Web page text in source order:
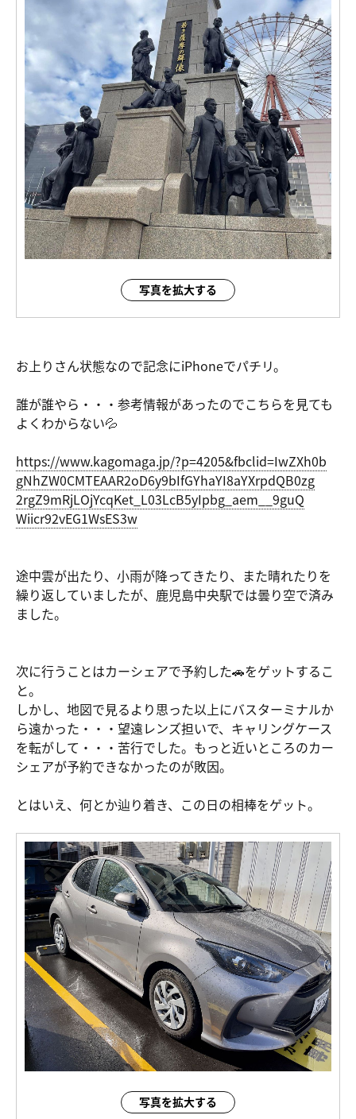
写真を拡大する
お上りさん状態なので記念にiPhoneでパチリ。
誰が誰やら・・・参考情報があったのでこちらを見ても
よくわからない💦
https://www.kagomaga.jp/?p=4205&fbclid=IwZXh0b
gNhZW0CMTEAAR2oD6y9bIfGYhaYI8aYXrpdQB0zg
2rgZ9mRjLOjYcqKet_L03LcB5yIpbg _aem__9guQ
Wiicr92vEG1WsES3w
途中雲が出たり、小雨が降ってきたり、また晴れたりを
繰り返していましたが、鹿児島中央駅では曇り空で済み
ました。
次に行うことはカーシェアで予約した🚗をゲットするこ
と。
しかし、地図で見るより思った以上にバスターミナルか
ら遠かった・・・望遠レンズ担いで、キャリングケース
を転がして・・・苦行でした。もっと近いところのカー
シェアが予約できなかったのが敗因。
とはいえ、何とか辿り着き、この日の相棒をゲット。
写真を拡大する